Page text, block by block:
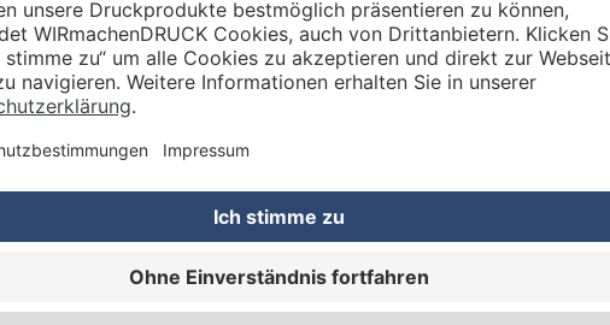
Endformat: 297 x 420 mm (DIN A3)
Seitenanzahl: 1 Seite (Vorderseite bedruckt,
Farbigkeit: 4/0-farbig (4 Sonderfarben)
ab14,05 €
Hoodie Damen, Basic - mit ZWEI
Endformat: 297 x 420 mm (DIN A3)
Seitenanzahl: 2 Seiten (Vorderseite und Rückseite